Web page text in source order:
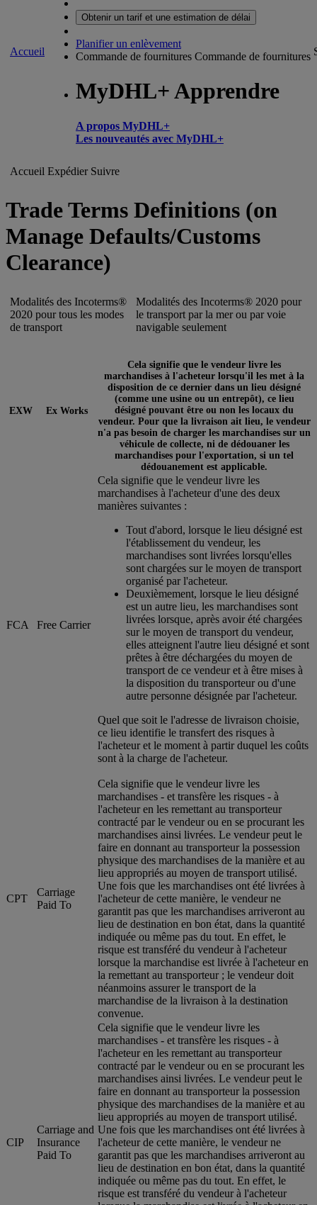
Accueil
Obtenir un tarif et une estimation de délai
Planifier un enlèvement
Commande de fournitures Commande de fournitures
MyDHL+ Apprendre
A propos MyDHL+
Les nouveautés avec MyDHL+
Accueil Expédier Suivre
Trade Terms Definitions (on
Manage Defaults/Customs
Clearance)
Modalités des Incoterms®
2020 pour tous les modes
de transport
Modalités des Incoterms® 2020 pour
le transport par la mer ou par voie
navigable seulement
EXW Ex Works
Cela signifie que le vendeur livre les
marchandises à l'acheteur lorsqu'il les met à la
disposition de ce dernier dans un lieu désigné
(comme une usine ou un entrepôt), ce lieu
désigné pouvant être ou non les locaux du
vendeur. Pour que la livraison ait lieu, le vendeur
n'a pas besoin de charger les marchandises sur un
véhicule de collecte, ni de dédouaner les
marchandises pour l'exportation, si un tel
dédouanement est applicable.
FCA Free Carrier
Cela signifie que le vendeur livre les
marchandises à l'acheteur d'une des deux
manières suivantes :
Tout d'abord, lorsque le lieu désigné est
l'établissement du vendeur, les
marchandises sont livrées lorsqu'elles
sont chargées sur le moyen de transport
organisé par l'acheteur.
Deuxièmement, lorsque le lieu désigné
est un autre lieu, les marchandises sont
livrées lorsque, après avoir été chargées
sur le moyen de transport du vendeur,
elles atteignent l'autre lieu désigné et sont
prêtes à être déchargées du moyen de
transport de ce vendeur et à être mises à
la disposition du transporteur ou d'une
autre personne désignée par l'acheteur.
Quel que soit le l'adresse de livraison choisie,
ce lieu identifie le transfert des risques à
l'acheteur et le moment à partir duquel les coûts
sont à la charge de l'acheteur.
CPT
Carriage
Paid To
Cela signifie que le vendeur livre les
marchandises - et transfère les risques - à
l'acheteur en les remettant au transporteur
contracté par le vendeur ou en se procurant les
marchandises ainsi livrées. Le vendeur peut le
faire en donnant au transporteur la possession
physique des marchandises de la manière et au
lieu appropriés au moyen de transport utilisé.
Une fois que les marchandises ont été livrées à
l'acheteur de cette manière, le vendeur ne
garantit pas que les marchandises arriveront au
lieu de destination en bon état, dans la quantité
indiquée ou même pas du tout. En effet, le
risque est transféré du vendeur à l'acheteur
lorsque la marchandise est livrée à l'acheteur en
la remettant au transporteur ; le vendeur doit
néanmoins assurer le transport de la
marchandise de la livraison à la destination
convenue.
CIP
Carriage and
Insurance
Paid To
Cela signifie que le vendeur livre les
marchandises - et transfère les risques - à
l'acheteur en les remettant au transporteur
contracté par le vendeur ou en se procurant les
marchandises ainsi livrées. Le vendeur peut le
faire en donnant au transporteur la possession
physique des marchandises de la manière et au
lieu appropriés au moyen de transport utilisé.
Une fois que les marchandises ont été livrées à
l'acheteur de cette manière, le vendeur ne
garantit pas que les marchandises arriveront au
lieu de destination en bon état, dans la quantité
indiquée ou même pas du tout. En effet, le
risque est transféré du vendeur à l'acheteur